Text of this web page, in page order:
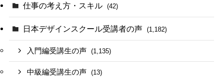
仕事の考え方・スキル (42)
日本デザインスクール受講者の声 (1,182)
入門編受講生の声 (1,135)
中級編受講生の声 (13)